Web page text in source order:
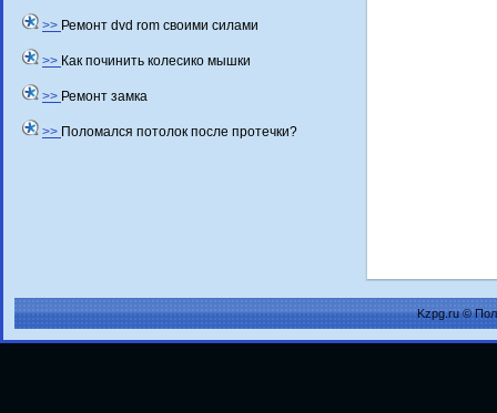
>> Ремонт dvd rom своими силами
>> Как починить колесико мышки
>> Ремонт замка
>> Поломался потолок после протечки?
Kzpg.ru ©